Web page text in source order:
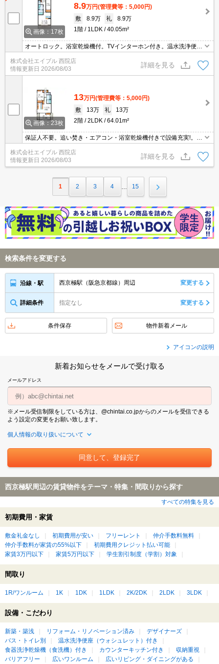
画像：17枚
8.9万円(管理費等：5,000円)
敷
8.9万 礼
8.9万
1階
1LDK 40.05m²
オートロック。浴室乾燥機付。TVインターホン付き。温水洗浄便座
し。
株式会社エイブル 西院店
情報更新日 2026/08/03
詳細を見る
画像：23枚
13万円(管理費等：5,000円)
敷
13万 礼
13万
2階
2LDK 64.01m²
保証人不要。追い焚き・エアコン・浴室乾燥機付きで設備充実!。TV
マンション。オートロック付き。3口ガスコンロ付。シャワー付独
立洗面台。
株式会社エイブル 西院店
情報更新日 2026/08/03
詳細を見る
1 2 3 4 15
検索条件を変更する
沿線・駅 西京極駅（阪急京都線）周辺 変更する
詳細条件 指定なし 変更する
条件保存 物件新着メール
アイコンの説明
新着お知らせをメールで受け取る
メールアドレス
※メール受信制限をしている方は、@chintai.co.jpからのメールを受信できる
よう設定の変更をお願い致します。
個人情報の取り扱いについて
西京極駅周辺の賃貸物件をテーマ・特集・間取りから探す
すべての特集を見る
初期費用・家賃
敷金礼金なし 初期費用が安い フリーレント
仲介手数料無料
仲介手数料が家賃の55%以下
初期費用クレジット払い可能
家賃3万円以下
家賃5万円以下 学生割引制度（学割）対象
間取り
1R/ワンルーム 1K 1DK 1LDK 2K/2DK 2LDK 3LDK
設備・こだわり
新築・築浅 リフォーム・リノベーション済み
デザイナーズ
バス・トイレ別
温水洗浄便座（ウォシュレット）付き
食器洗浄乾燥機（食洗機）付き
カウンターキッチン付き
収納重視
バリアフリー
広いワンルーム
広いリビング・ダイニングがある